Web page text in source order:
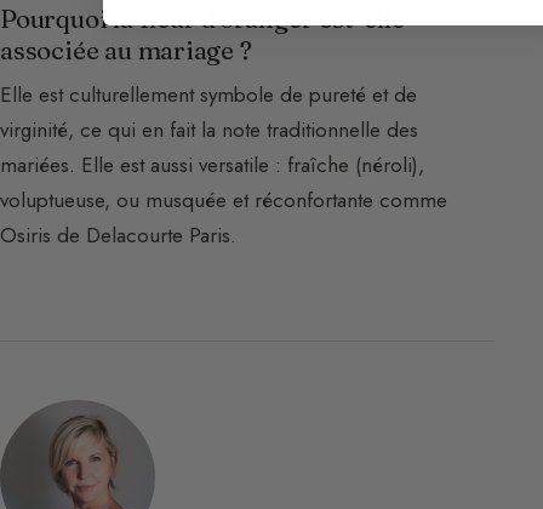
Pourquoi la fleur d'oranger est-elle
associée au mariage ?
Elle est culturellement symbole de pureté et de
virginité, ce qui en fait la note traditionnelle des
mariées. Elle est aussi versatile : fraîche (néroli),
voluptueuse, ou musquée et réconfortante comme
Osiris de Delacourte Paris.